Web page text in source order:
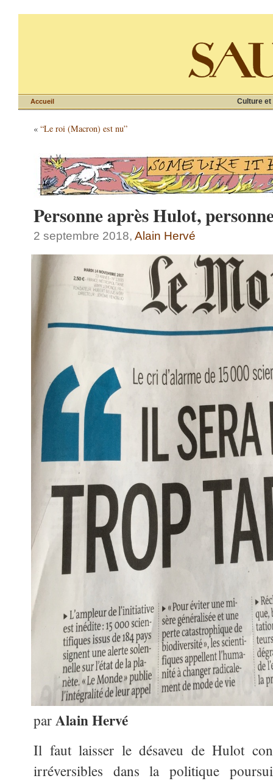
Culture et
Accueil
« “Le roi (Macron) est nu”
Personne après Hulot,
2 septembre 2018, Alain Hervé
parAlain Hervé
Il faut laisser le désaveu de Hulot
irréversibles dans la politique